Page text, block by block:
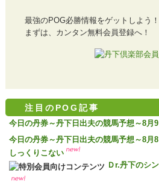
最強のPOG必勝情報をゲットしよう！
まずは、カンタン無料会員登録へ！
注目のPOG記事
今日の丹券～丹下日出夫の競馬予想～8月9
今日の丹券～丹下日出夫の競馬予想～8月8
しっくりこない
Ｄr.丹下のシ